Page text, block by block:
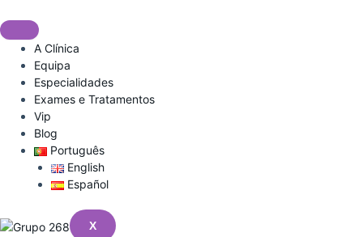
to
contentA Clínica
Equipa
Especialidades
Exames e Tratamentos
Vip
Blog
Português
English
Español
X